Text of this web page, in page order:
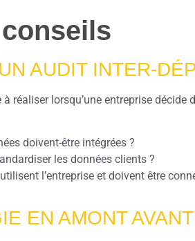
AUDIT INTER-
réaliser lorsqu’une entreprise
doivent-être intégrées ?
les données clients ?
l’entreprise et doivent être
EN AMONT